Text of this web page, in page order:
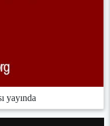
yayında